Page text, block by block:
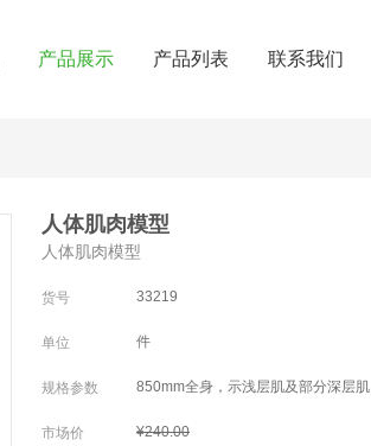
产品展示 产品列表 联系我们
人体肌肉模型
人体肌肉模型
货号 33219
单位 件
规格参数 850mm全身，示浅层肌及部分深层肌
市场价 ¥240.00